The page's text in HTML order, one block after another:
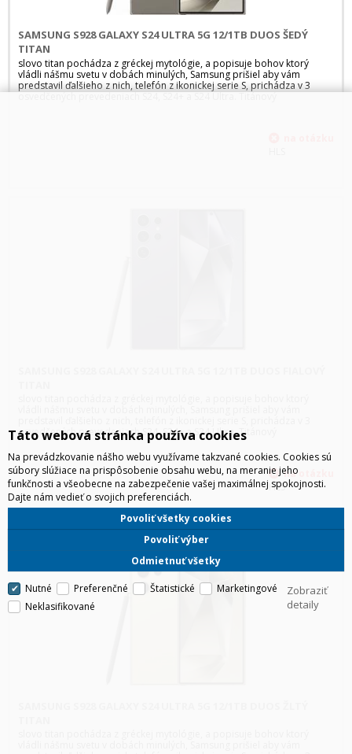
SAMSUNG S928 GALAXY S24 ULTRA 5G 12/1TB DUOS ŠEDÝ
TITAN
slovo titan pochádza z gréckej mytológie, a popisuje bohov ktorý
vládli nášmu svetu v dobách minulých, Samsung prišiel aby vám
predstavil ďalšieho z nich, telefón z ikonickej serie S, prichádza v 3
osvedčených prevedeniach S24, S24+ a S24 Ultra. Titánový
osvedčených prevedeniach S24, S24+ a S24 Ultra. Titánový
HLS
Táto webová stránka používa cookies
Na prevádzkovanie nášho webu využívame takzvané cookies. Cookies sú
súbory slúžiace na prispôsobenie obsahu webu, na meranie jeho
funkčnosti a všeobecne na zabezpečenie vašej maximálnej spokojnosti.
Dajte nám vedieť o svojich preferenciách.
Odmietnuť všetky
Povoliť výber
Povoliť všetky cookies
Nutné Preferenčné Štatistické
Marketingové
Neklasifikované
Zobraziť
detaily